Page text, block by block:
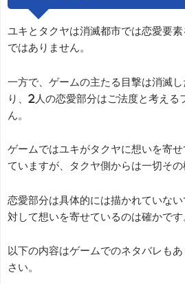
ユキとタクヤは消滅都市では恋愛要
ではありません。
一方で、ゲームの主たる目撃は消滅
り、2人の恋愛部分はご法度と考える
ん。
ゲームではユキがタクヤに想いを寄
ていますが、タクヤ側からは一切その
恋愛部分は具体的には描かれていな
対して想いを寄せているのは確かです
以下の内容はゲームでのネタバレも
さい。